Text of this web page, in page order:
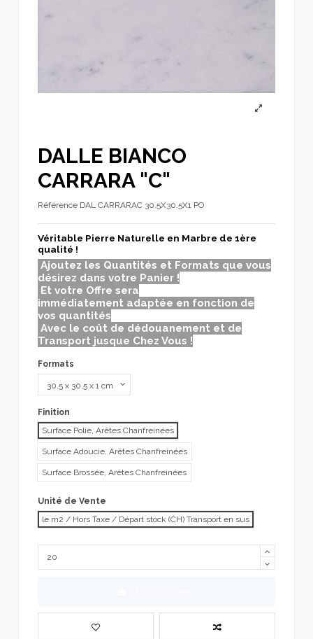
DALLE BIANCO
CARRARA "C"
Référence DAL CARRARAC 30.5X30.5X1 PO
Véritable Pierre Naturelle en Marbre de 1ère
qualité !
Ajoutez les Quantités et Formats que vous
désirez dans votre Panier !
Et votre Offre sera
immédiatement adaptée en fonction de
vos quantités
Avec le coût de dédouanement et de
Transport jusque Chez Vous !
Formats
Finition
Surface Polie, Arêtes Chanfreinées
Surface Adoucie, Arêtes Chanfreinées
Surface Brossée, Arêtes Chanfreinées
Unité de Vente
le m2 / Hors Taxe / Départ stock (CH) Transport en sus